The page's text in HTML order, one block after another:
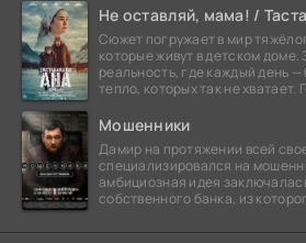
Не оставляй, мама! /
Сюжет погружает в мир
которые живут в детском доме.
реальность, где каждый день
тепло, которых так не
Мошенники
Дамир на протяжении всей
специализировался на
амбициозная идея
собственного банка, из